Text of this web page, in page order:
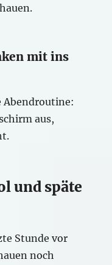
mit ins
Abendroutine:
aus,
und späte
Stunde vor
noch